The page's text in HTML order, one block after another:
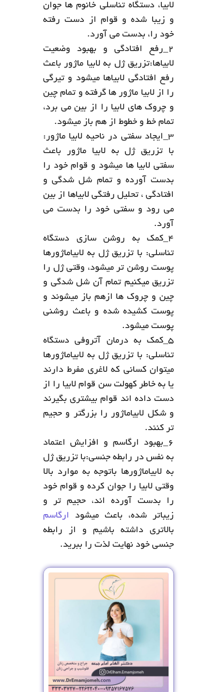
لابیا، دستگاه تناسلی خانوم ها جوان
و زیبا شده و قوام از دست رفته
خود را، بدست می آورد.
2_رفع افتادگی و بهبود وضعیت
لابیاها:تزریق ژل به لابیا ماژور باعث
رفع افتادگی لابیاها میشود و تیرگی
را از لابیا ماژور ها گرفته و تمام چین
و چروک های لابیا را از بین می برد،
تمام خط و خطوط از هم باز میشود.
3_ایجاد سفتی در ناحیه لابیا ماژور:
با تزریق ژل به لابیا ماژور باعث
سفتی لابیا ها میشود و قوام خود را
بدست آورده و تمام شل شدگی و
افتادگی ، تحلیل رفتگی لابیاها از بین
می رود و سفتی خود را بدست می
آورد.
4_کمک به روشن سازی دستگاه
تناسلی: با تزریق ژل به لابیاماژورها
پوست روشن تر میشود، وقتی ژل را
تزریق میکنیم تمام آن شل شدگی و
چین و چروک ها ازهم باز میشوند و
پوست کشیده شده و باعث روشنی
پوست میشود.
5_کمک به درمان آتروفی دستگاه
تناسلی: با تزریق ژل به لابیاماژورها
میتوان کسانی که لاغری مفرط دارند
یا به خاطر کهولت سن قوام لابیا را از
دست داده اند قوام بیشتری بگیرند
و شکل لابیاماژور را بزرگتر و حجیم
تر کنند.
6_بهبود ارگاسم و افزایش اعتماد
به نفس در رابطه جنسی:با تزریق ژل
به لابیاماژورها باتوجه به موارد بالا
وقتی لابیا را جوان کرده و قوام خود
را بدست آورده اند، حجیم تر و
زیباتر شده، باعث میشود ارگاسم
بالاتری داشته باشیم و از رابطه
جنسی خود نهایت لذت را ببرید.